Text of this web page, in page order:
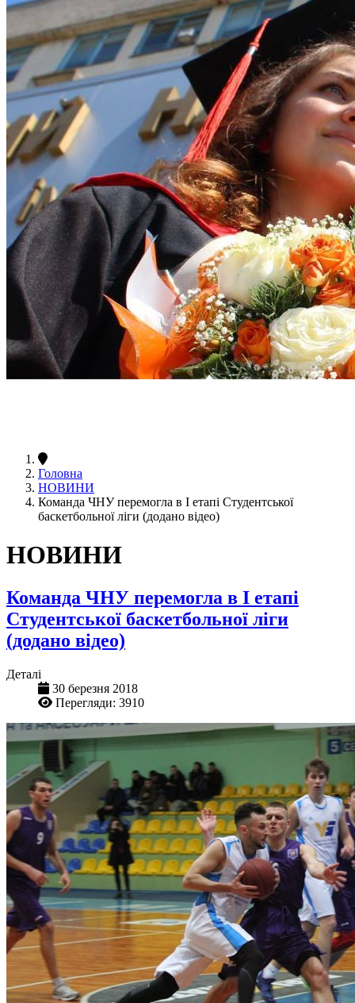
Головна
НОВИНИ
Команда ЧНУ перемогла в І етапі Студентської
баскетбольної ліги (додано відео)
НОВИНИ
Команда ЧНУ перемогла в І етапі
Студентської баскетбольної ліги
(додано відео)
Деталі
30 березня 2018
Перегляди: 3910